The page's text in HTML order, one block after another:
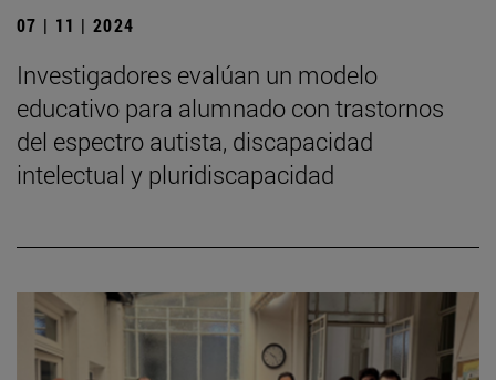
07 | 11 | 2024
Investigadores evalúan un modelo
educativo para alumnado con trastornos
del espectro autista, discapacidad
intelectual y pluridiscapacidad